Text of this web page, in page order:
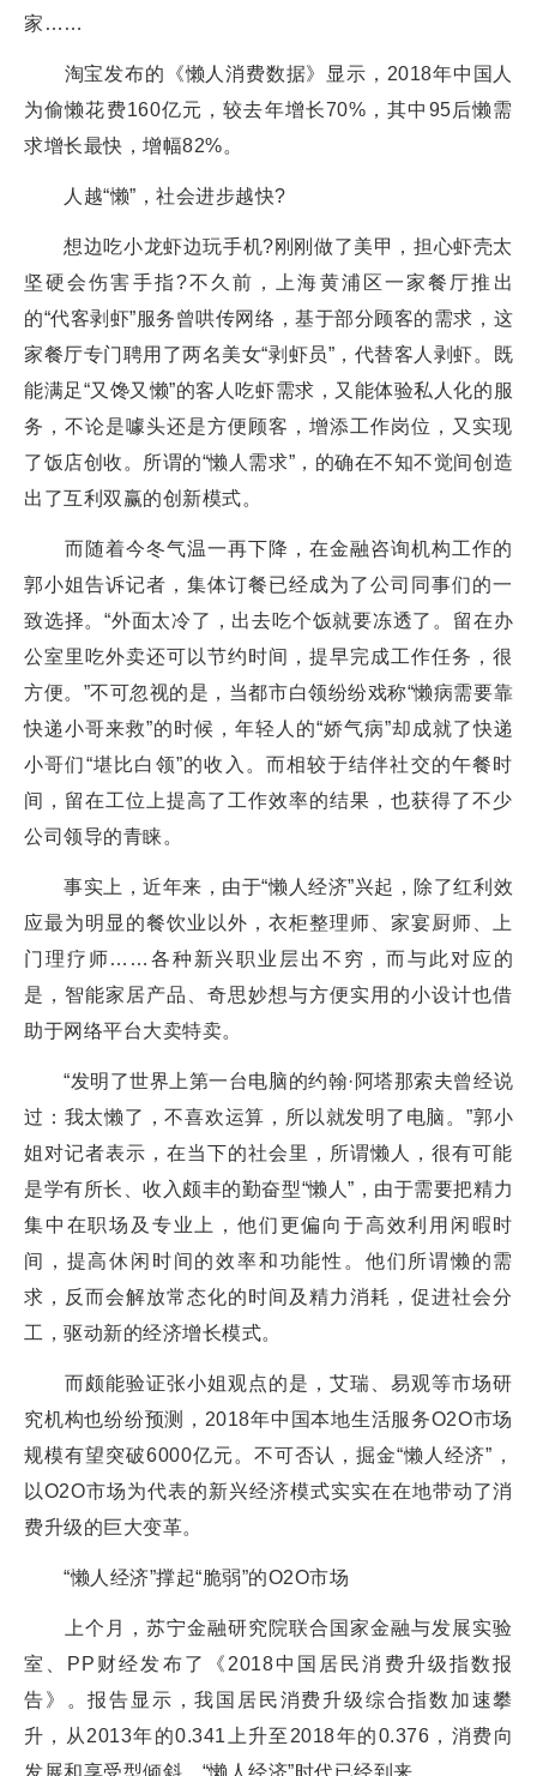
家……
淘宝发布的《懒人消费数据》显示，2018年中国人
为偷懒花费160亿元，较去年增长70%，其中95后懒需
求增长最快，增幅82%。
人越“懒”，社会进步越快?
想边吃小龙虾边玩手机?刚刚做了美甲，担心虾壳太
坚硬会伤害手指?不久前，上海黄浦区一家餐厅推出
的“代客剥虾”服务曾哄传网络，基于部分顾客的需求，这
家餐厅专门聘用了两名美女“剥虾员”，代替客人剥虾。既
能满足“又馋又懒”的客人吃虾需求，又能体验私人化的服
务，不论是噱头还是方便顾客，增添工作岗位，又实现
了饭店创收。所谓的“懒人需求”，的确在不知不觉间创造
出了互利双赢的创新模式。
而随着今冬气温一再下降，在金融咨询机构工作的
郭小姐告诉记者，集体订餐已经成为了公司同事们的一
致选择。“外面太冷了，出去吃个饭就要冻透了。留在办
公室里吃外卖还可以节约时间，提早完成工作任务，很
方便。”不可忽视的是，当都市白领纷纷戏称“懒病需要靠
快递小哥来救”的时候，年轻人的“娇气病”却成就了快递
小哥们“堪比白领”的收入。而相较于结伴社交的午餐时
间，留在工位上提高了工作效率的结果，也获得了不少
公司领导的青睐。
事实上，近年来，由于“懒人经济”兴起，除了红利效
应最为明显的餐饮业以外，衣柜整理师、家宴厨师、上
门理疗师……各种新兴职业层出不穷，而与此对应的
是，智能家居产品、奇思妙想与方便实用的小设计也借
助于网络平台大卖特卖。
“发明了世界上第一台电脑的约翰·阿塔那索夫曾经说
过：我太懒了，不喜欢运算，所以就发明了电脑。”郭小
姐对记者表示，在当下的社会里，所谓懒人，很有可能
是学有所长、收入颇丰的勤奋型“懒人”，由于需要把精力
集中在职场及专业上，他们更偏向于高效利用闲暇时
间，提高休闲时间的效率和功能性。他们所谓懒的需
求，反而会解放常态化的时间及精力消耗，促进社会分
工，驱动新的经济增长模式。
而颇能验证张小姐观点的是，艾瑞、易观等市场研
究机构也纷纷预测，2018年中国本地生活服务O2O市场
规模有望突破6000亿元。不可否认，掘金“懒人经济”，
以O2O市场为代表的新兴经济模式实实在在地带动了消
费升级的巨大变革。
“懒人经济”撑起“脆弱”的O2O市场
上个月，苏宁金融研究院联合国家金融与发展实验
室、PP财经发布了《2018中国居民消费升级指数报
告》。报告显示，我国居民消费升级综合指数加速攀
升，从2013年的0.341上升至2018年的0.376，消费向